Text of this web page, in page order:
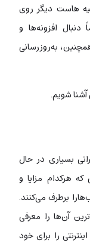
هاست دیگر روی
افزونه‌ها و
به‌روزرسانی
آشنا شویم.
بسیاری در حال
هرکدام مزایا و
برطرف می‌کنند.
آن‌ها را معرفی
را برای خود